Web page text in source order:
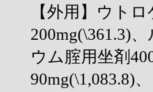
【外用】ウト
200mg(\361.3)
ウム腟用坐剤
90mg(\1,083.8)、